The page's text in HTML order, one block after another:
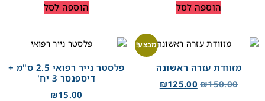
הוספה לסל הוספה לסל
מבצע!
מזוודת עזרה ראשונה
₪150.00
₪125.00
פלסטר נייר רפואי 2.5 ס"מ +
דיספנסר 3 יח'
₪15.00